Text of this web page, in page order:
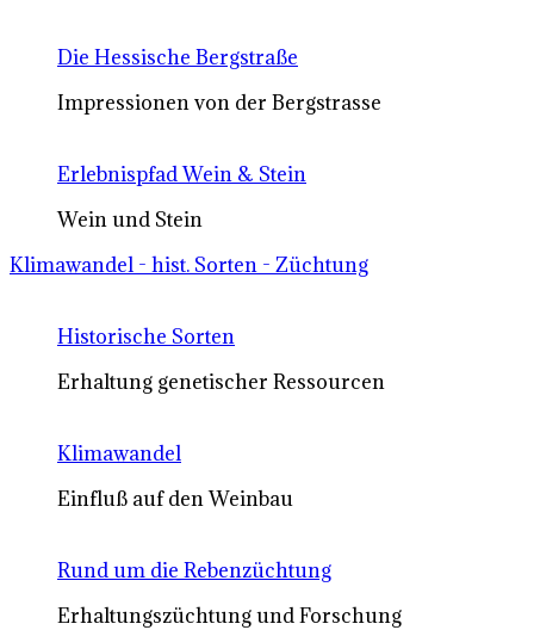
Die Hessische Bergstraße
Impressionen von der Bergstrasse
Erlebnispfad Wein & Stein
Wein und Stein
Klimawandel - hist. Sorten - Züchtung
Historische Sorten
Erhaltung genetischer Ressourcen
Klimawandel
Einfluß auf den Weinbau
Rund um die Rebenzüchtung
Erhaltungszüchtung und Forschung